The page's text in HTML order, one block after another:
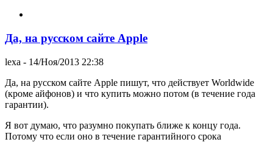
Да, на русском сайте Apple
lexa - 14/Ноя/2013 22:38
Да, на русском сайте Apple пишут, что действует Worldwide
(кроме айфонов) и что купить можно потом (в течение года
гарантии).
Я вот думаю, что разумно покупать ближе к концу года.
Потому что если оно в течение гарантийного срока